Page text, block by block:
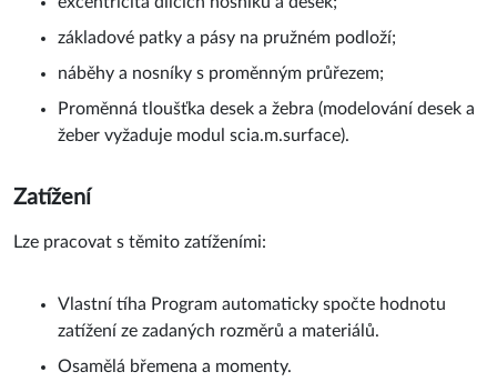
základové patky a pásy na pružném podloží;
náběhy a nosníky s proměnným průřezem;
Proměnná tloušťka desek a žebra (modelování desek a
žeber vyžaduje modul scia.m.surface).
Zatížení
Lze pracovat s těmito zatíženími:
Vlastní tíha Program automaticky spočte hodnotu
zatížení ze zadaných rozměrů a materiálů.
Osamělá břemena a momenty.